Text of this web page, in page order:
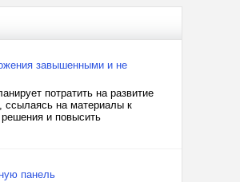
завышенными и не
потратить на развитие
ссылаясь на материалы к
и повысить
панель